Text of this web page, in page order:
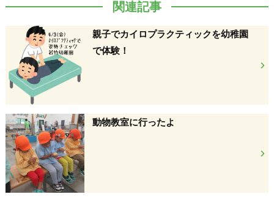
関連記事
親子でカイロプラクティックを幼稚園
で体験！
動物教室に行ったよ